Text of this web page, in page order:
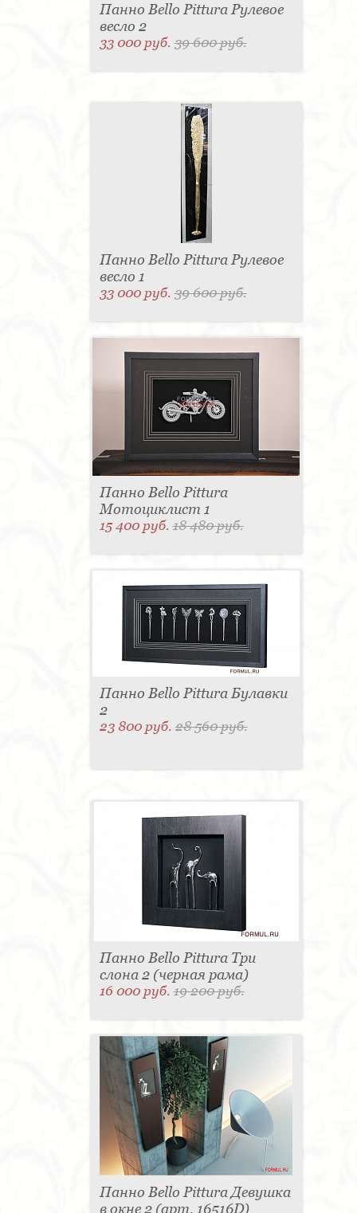
Панно Bello Pittura Рулевое
весло 2
33 000 руб.39 600 руб.
Панно Bello Pittura Рулевое
весло 1
33 000 руб.39 600 руб.
Панно Bello Pittura
Мотоциклист 1
15 400 руб.18 480 руб.
Панно Bello Pittura Булавки
2
23 800 руб.28 560 руб.
Панно Bello Pittura Три
слона 2 (черная рама)
16 000 руб.19 200 руб.
Панно Bello Pittura Девушка
в окне 2 (арт. 16516D)